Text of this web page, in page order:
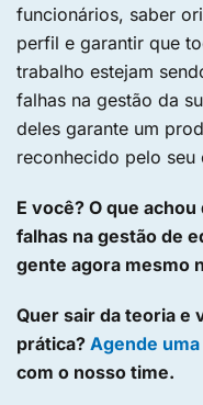
funcionários, saber
perfil e garantir que
trabalho estejam
falhas na gestão da
deles garante um
reconhecido pelo seu
E você? O que
falhas na gestão de
gente agora mesmo
Quer sair da teoria e
prática? Agende
com o nosso time.